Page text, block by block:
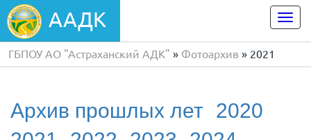
ААДК
ГБПОУ АО "Астраханский АДК" » Фотоархив » 2021
Архив прошлых лет 2020